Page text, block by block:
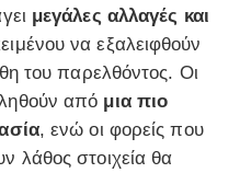
μεγάλες αλλαγές και
να εξαλειφθούν
του παρελθόντος. Οι
από μια πιο
, ενώ οι φορείς που
λάθος στοιχεία θα